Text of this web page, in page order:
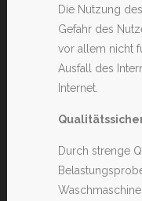
Die Nutzung
Gefahr des
vor allem nicht
Ausfall des
Internet.
Durch strenge